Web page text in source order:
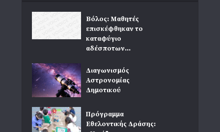
Βόλος: Μαθητές
επισκέφθηκαν το
καταφύγιο
αδέσποτων...
Διαγωνισμός
Αστρονομίας
Δημοτικού
Πρόγραμμα
Εθελοντικής Δράσης: